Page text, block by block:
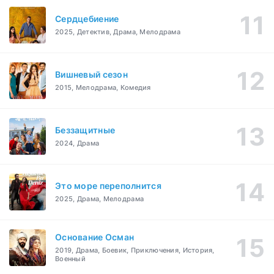
Сердцебиение
2025, Детектив, Драма, Мелодрама
Вишневый сезон
2015, Мелодрама, Комедия
Беззащитные
2024, Драма
Это море переполнится
2025, Драма, Мелодрама
Основание Осман
2019, Драма, Боевик, Приключения, История,
Военный